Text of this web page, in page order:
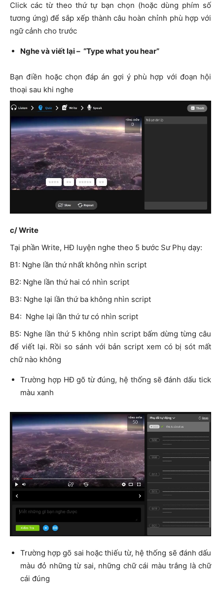
Click các từ theo thứ tự bạn chọn (hoặc dùng phím số
tương ứng) để sắp xếp thành câu hoàn chỉnh phù hợp với
ngữ cảnh cho trước
Nghe và viết lại – “Type what you hear”
Bạn điền hoặc chọn đáp án gợi ý phù hợp với đoạn hội
thoại sau khi nghe
c/ Write
Tại phần Write, HĐ luyện nghe theo 5 bước Sư Phụ dạy:
B1: Nghe lần thứ nhất không nhìn script
B2: Nghe lần thứ hai có nhìn script
B3: Nghe lại lần thứ ba không nhìn script
B4: Nghe lại lần thứ tư có nhìn script
B5: Nghe lần thứ 5 không nhìn script bấm dừng từng câu
để viết lại. Rồi so sánh với bản script xem có bị sót mất
chữ nào không
Trường hợp HĐ gõ từ đúng, hệ thống sẽ đánh dấu tick
màu xanh
Trường hợp gõ sai hoặc thiếu từ, hệ thống sẽ đánh dấu
màu đỏ những từ sai, những chữ cái màu trắng là chữ
cái đúng